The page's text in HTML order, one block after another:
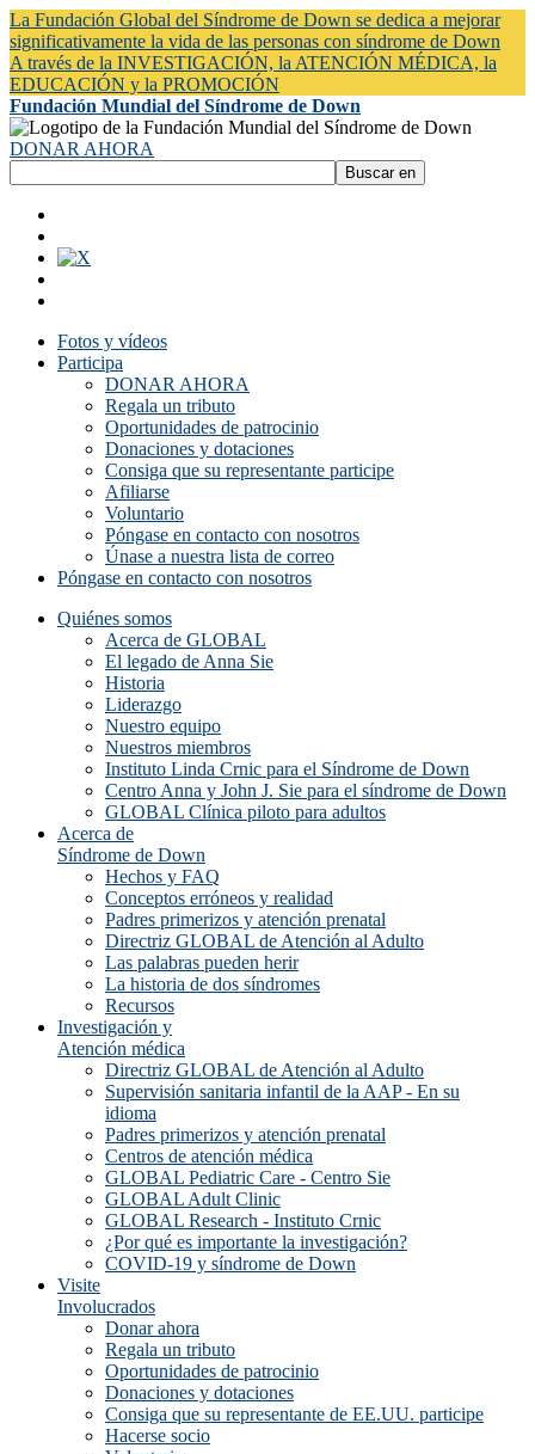
La Fundación Global del Síndrome de Down se dedica a mejorar
significativamente la vida de las personas con síndrome de Down
A través de la INVESTIGACIÓN, la ATENCIÓN MÉDICA, la
EDUCACIÓN y la PROMOCIÓN
Fundación Mundial del Síndrome de Down
DONAR AHORA
Fotos y vídeos
Participa
DONAR AHORA
Regala un tributo
Oportunidades de patrocinio
Donaciones y dotaciones
Consiga que su representante participe
Afiliarse
Voluntario
Póngase en contacto con nosotros
Únase a nuestra lista de correo
Póngase en contacto con nosotros
Quiénes somos
Acerca de GLOBAL
El legado de Anna Sie
Historia
Liderazgo
Nuestro equipo
Nuestros miembros
Instituto Linda Crnic para el Síndrome de Down
Centro Anna y John J. Sie para el síndrome de Down
GLOBAL Clínica piloto para adultos
Acerca de
Síndrome de Down
Hechos y FAQ
Conceptos erróneos y realidad
Padres primerizos y atención prenatal
Directriz GLOBAL de Atención al Adulto
Las palabras pueden herir
La historia de dos síndromes
Recursos
Investigación y
Atención médica
Directriz GLOBAL de Atención al Adulto
Supervisión sanitaria infantil de la AAP - En su
idioma
Padres primerizos y atención prenatal
Centros de atención médica
GLOBAL Pediatric Care - Centro Sie
GLOBAL Adult Clinic
GLOBAL Research - Instituto Crnic
¿Por qué es importante la investigación?
COVID-19 y síndrome de Down
Visite
Involucrados
Donar ahora
Regala un tributo
Oportunidades de patrocinio
Donaciones y dotaciones
Consiga que su representante de EE.UU. participe
Hacerse socio